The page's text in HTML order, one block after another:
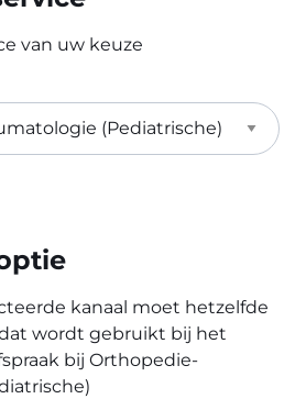
van uw keuze
kanaal moet hetzelfde
wordt gebruikt bij het
bij Orthopedie-